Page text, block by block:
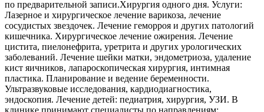
по предварительной записи.Хирургия одного дня. Услуги:
Лазерное и хирургическое лечение варикоза, лечение
сосудистых звездочек. Лечение геморроя и других патологий
кишечника. Хирургическое лечение ожирения. Лечение
цистита, пиелонефрита, уретрита и других урологических
заболеваний. Лечение шейки матки, эндометриоза, удаление
кист яичников, лапароскопическая хирургия, интимная
пластика. Планирование и ведение беременности.
Ультразвуковые исследования, кардиодиагностика,
эндоскопия. Лечение детей: педиатрия, хирургия, УЗИ. В
клинике принимают специалисты по направлениям: